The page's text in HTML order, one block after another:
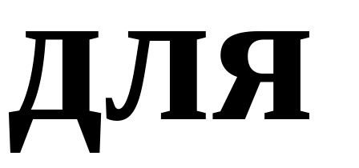
для